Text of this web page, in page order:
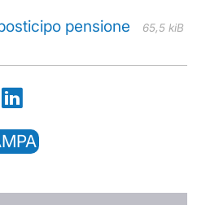
pensione 65,5 kiB